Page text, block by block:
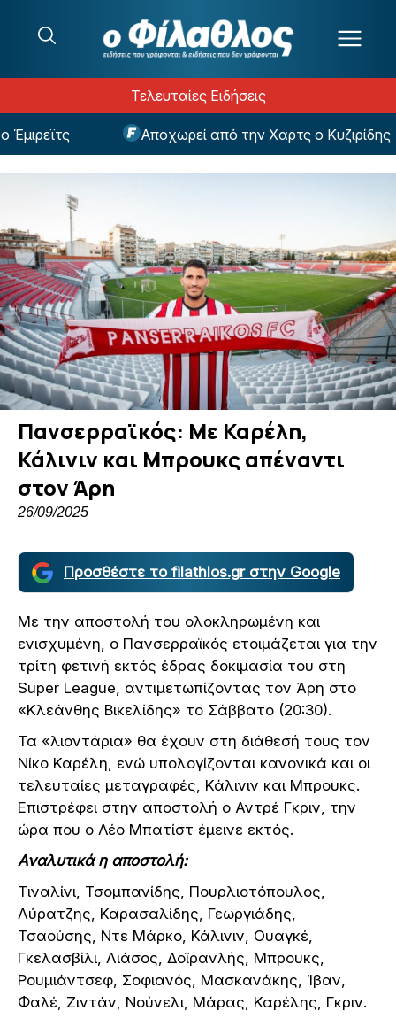
Τελευταίες Ειδήσεις
Αποχωρεί από την Χαρτς ο Κυζιρίδης
Πανσερραϊκός: Με Καρέλη,
Κάλινιν και Μπρουκς απέναντι
στον Άρη
26/09/2025
Προσθέστε το filathlos.gr στην Google
Με την αποστολή του ολοκληρωμένη και
ενισχυμένη, ο Πανσερραϊκός ετοιμάζεται για την
τρίτη φετινή εκτός έδρας δοκιμασία του στη
Super League, αντιμετωπίζοντας τον Άρη στο
«Κλεάνθης Βικελίδης» το Σάββατο (20:30).
Τα «λιοντάρια» θα έχουν στη διάθεσή τους τον
Νίκο Καρέλη, ενώ υπολογίζονται κανονικά και οι
τελευταίες μεταγραφές, Κάλινιν και Μπρουκς.
Επιστρέφει στην αποστολή ο Αντρέ Γκριν, την
ώρα που ο Λέο Μπατίστ έμεινε εκτός.
Αναλυτικά η αποστολή:
Τιναλίνι, Τσομπανίδης, Πουρλιοτόπουλος,
Λύρατζης, Καρασαλίδης, Γεωργιάδης,
Τσαούσης, Ντε Μάρκο, Κάλινιν, Ουαγκέ,
Γκελασβίλι, Λιάσος, Δοϊρανλής, Μπρουκς,
Ρουμιάντσεφ, Σοφιανός, Μασκανάκης, Ίβαν,
Φαλέ, Ζιντάν, Νούνελι, Μάρας, Καρέλης, Γκριν.